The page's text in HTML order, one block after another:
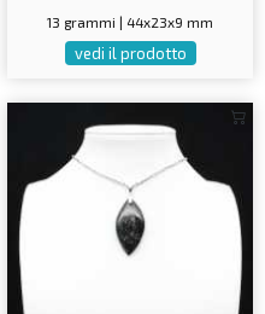
13 grammi | 44x23x9 mm
vedi il prodotto